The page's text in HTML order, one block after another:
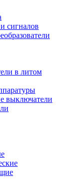
сигналов
в литом
выключатели